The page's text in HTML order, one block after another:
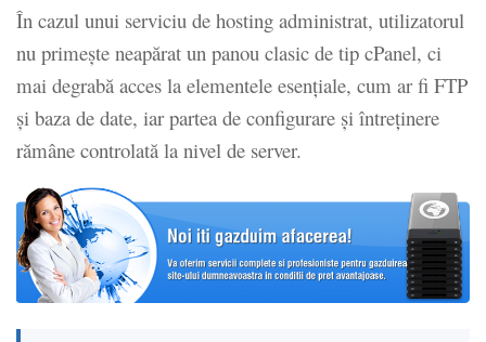
În cazul unui serviciu de hosting administrat, utilizatorul
nu primește neapărat un panou clasic de tip cPanel, ci
mai degrabă acces la elementele esențiale, cum ar fi FTP
și baza de date, iar partea de configurare și întreținere
rămâne controlată la nivel de server.